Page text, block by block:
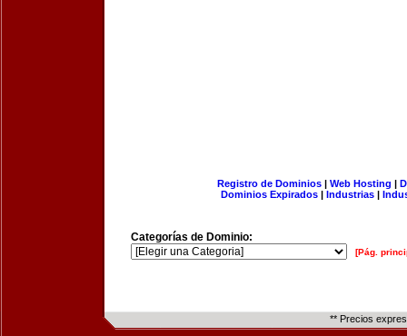
Registro de Dominios| Web Hosting |
Dominios Expirados | Industrias |
Categorías de Dominio:
[Pág.
** Precios